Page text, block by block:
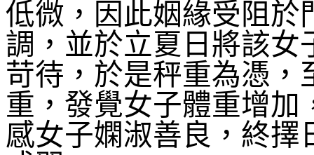
低微，因此姻緣受阻於
調，並於立夏日將該女
苛待，於是秤重為憑，
重，發覺女子體重增加
感女子嫻淑善良，終擇